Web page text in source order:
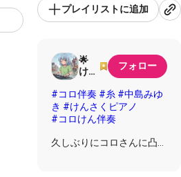
プレイリストに追加
🌟
けん
(〃 ◝
◜ 〃)
フォロー
#コロ伴奏 #糸 #中島みゆ
き #けんさくピアノ
#コロけん伴奏
久しぶりにコロさんに凸